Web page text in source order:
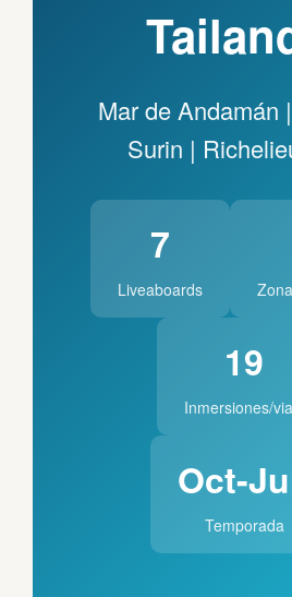
Mar de Andamán
Surin |
7
Liveaboards
19
Inmersiones/
Oct-
Temporada